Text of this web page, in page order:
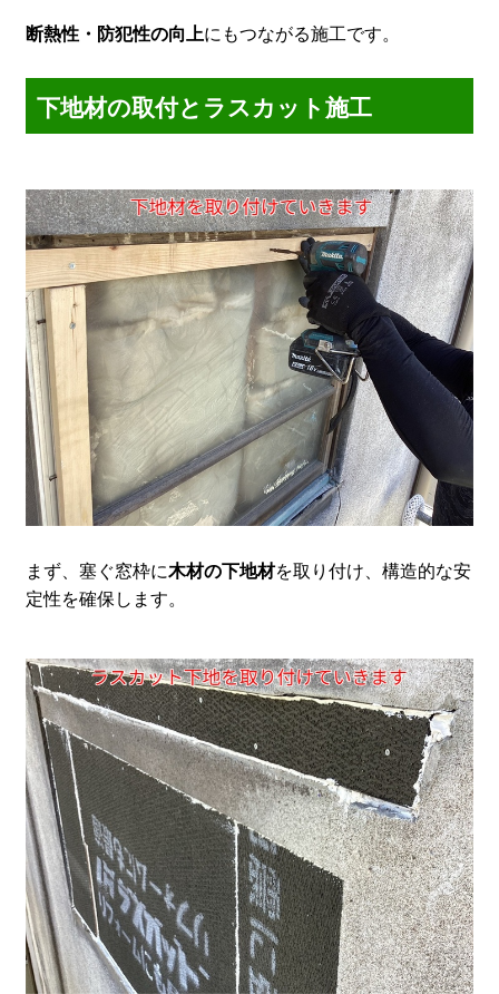
断熱性・防犯性の向上にもつながる施工です。
下地材の取付とラスカット施工
まず、塞ぐ窓枠に木材の下地材を取り付け、構造的な安
定性を確保します。